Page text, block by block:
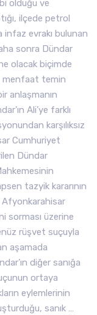
olduğu ve
ilçede petrol
infaz evrakı bulunan
sonra Dündar
olacak biçimde
menfaat temin
anlaşmanın
Ali’ye farklı
karşılıksız
Cumhuriyet
Dündar
tazyik kararının
Afyonkarahisar
sorması üzerine
rüşvet suçuyla
aşamada
diğer sanığa
ortaya
eylemlerinin
sanık …